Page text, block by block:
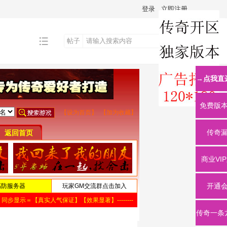
登录 立即注册
帖子
搜
索
→点我直
免费版
传奇
商业
开通
传奇一条